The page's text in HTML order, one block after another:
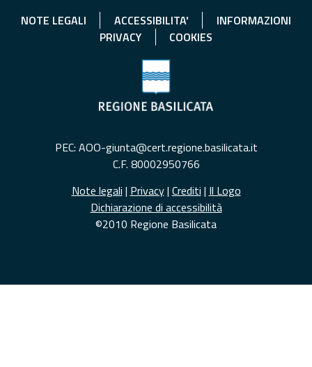
NOTE LEGALI ACCESSIBILITA'
INFORMAZIONI
PRIVACY
COOKIES
PEC: AOO-giunta@cert.regione.basilicata.it
C.F. 80002950766
Note legali | Privacy| Crediti | Il Logo
Dichiarazione di accessibilità
©2010 Regione Basilicata